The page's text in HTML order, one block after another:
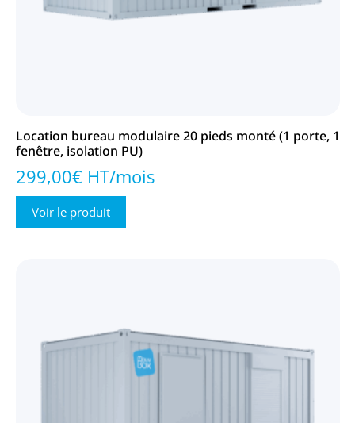
Location bureau modulaire 20 pieds monté (1 porte, 1
fenêtre, isolation PU)
299,00€ HT/mois
Voir le produit